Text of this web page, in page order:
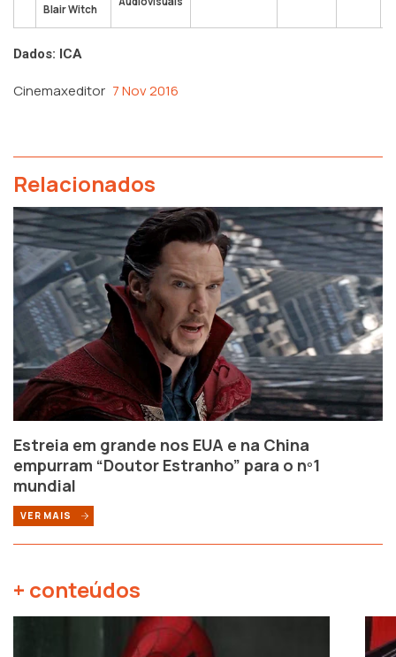
Blair Witch
Dados: ICA
Cinemaxeditor 7 Nov 2016
Relacionados
Estreia em grande nos EUA e na China
empurram “Doutor Estranho” para o nº1
mundial
VER MAIS
+ conteúdos